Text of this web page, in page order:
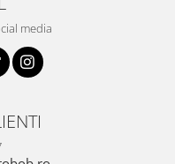
media